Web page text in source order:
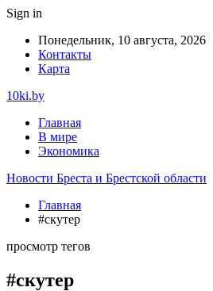
Sign in
Понедельник, 10 августа, 2026
Контакты
Карта
10ki.by
Главная
В мире
Экономика
Новости Бреста и Брестской области
Главная
#скутер
просмотр тегов
#скутер